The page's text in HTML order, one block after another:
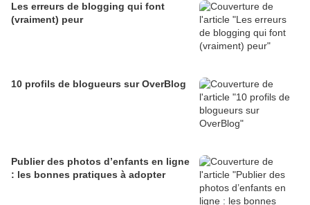
Les erreurs de blogging qui font
(vraiment) peur
10 profils de blogueurs sur OverBlog
Publier des photos d’enfants en ligne
: les bonnes pratiques à adopter